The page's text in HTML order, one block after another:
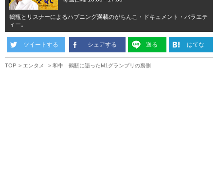
鶴瓶とリスナーによるハプニング満載のがちんこ・ドキュメント・バラエテ
ィー。
ツイートする シェアする 送る はてな
TOP エンタメ 和牛 鶴瓶に語ったM1グランプリの裏側